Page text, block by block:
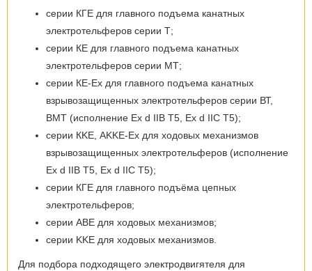
серии КГЕ для главного подъема канатных
электротельферов серии Т;
серии КЕ для главного подъема канатных
электротельферов серии МТ;
серии КЕ-Ex для главного подъема канатных
взрывозащищенных электротельферов серии ВТ,
ВМТ (исполнение Ex d IIB T5, Ex d IIC T5);
серии КKЕ, AKKE-Ex для ходовых механизмов
взрывозащищенных электротельферов (исполнение
Ex d IIB T5, Ex d IIC T5);
серии КГЕ для главного подъёма цепных
электротельферов;
серии ABE для ходовых механизмов;
серии KKE для ходовых механизмов.
Для подбора подходящего электродвигятеля для